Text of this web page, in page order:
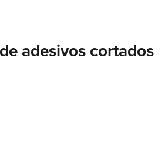
adesivos cortados